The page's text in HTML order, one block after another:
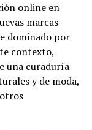
online en
marcas
dominado por
contexto,
una curaduría
y de moda,